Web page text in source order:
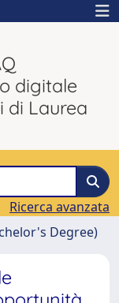
digitale
di Laurea
Ricerca avanzata
Degree)